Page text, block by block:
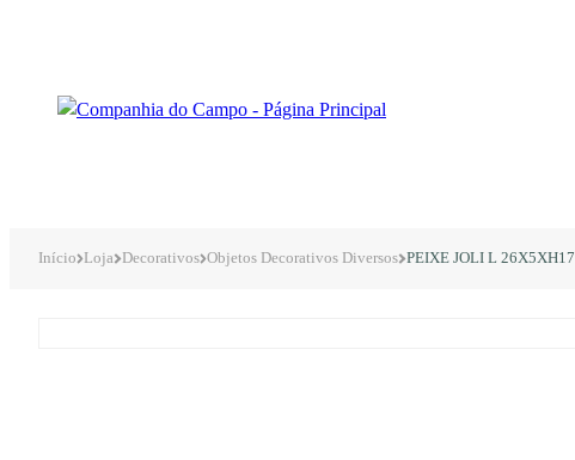
Início Loja Decorativos Objetos Decorativos Diversos PEIXE JOLI L 26X5XH17